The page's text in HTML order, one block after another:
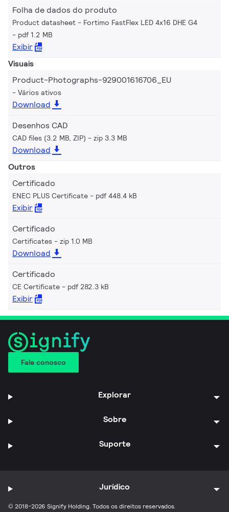
Folha de dados do produto
Product datasheet - Fortimo FastFlex LED 4x16 DHE G4
pdf 1.2 MB
Exibir
Visuais
Product-Photographs-929001616706_EU
Vários ativos
Download
Desenhos CAD
CAD files (3.2 MB, ZIP) zip 3.3 MB
Download
Outros
Certificado
ENEC PLUS Certificate pdf 448.4 kB
Exibir
Certificado
Certificates zip 1.0 MB
Download
Certificado
CE Certificate pdf 282.3 kB
Exibir
Fale conosco
Explorar
Sobre
Suporte
© 2018-2026 Signify Holding. Todos os direitos reservados.
Jurídico